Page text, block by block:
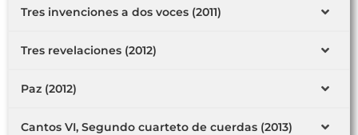
Tres invenciones a dos voces (2011)
Tres revelaciones (2012)
Paz (2012)
Cantos VI, Segundo cuarteto de cuerdas (2013)